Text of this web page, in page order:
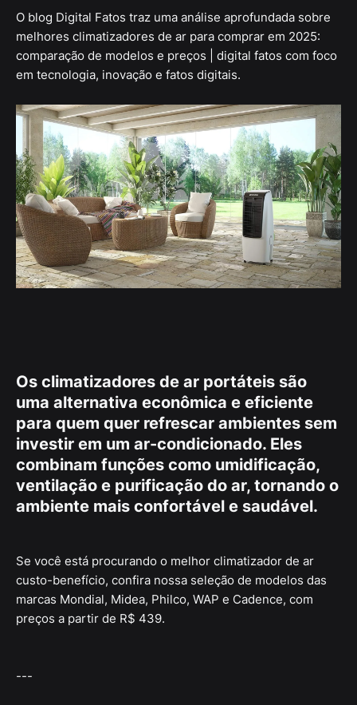
O blog Digital Fatos traz uma análise aprofundada sobre
melhores climatizadores de ar para comprar em 2025:
comparação de modelos e preços | digital fatos com foco
em tecnologia, inovação e fatos digitais.
Os climatizadores de ar portáteis são
uma alternativa econômica e eficiente
para quem quer refrescar ambientes sem
investir em um ar-condicionado. Eles
combinam funções como umidificação,
ventilação e purificação do ar, tornando o
ambiente mais confortável e saudável.
Se você está procurando o melhor climatizador de ar
custo-benefício, confira nossa seleção de modelos das
marcas Mondial, Midea, Philco, WAP e Cadence, com
preços a partir de R$ 439.
---